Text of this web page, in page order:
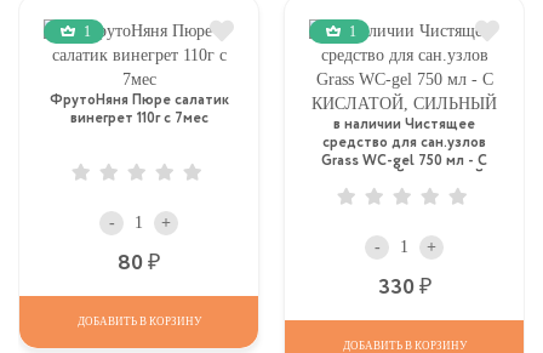
1
ФрутоНяня Пюре салатик
винегрет 110г с 7мес
- +
80
ДОБАВИТЬ В КОРЗИНУ
1
в наличии Чистящее
средство для сан.узлов
Grass WC-gel 750 мл - С
- +
330
ДОБАВИТЬ В КОРЗИНУ